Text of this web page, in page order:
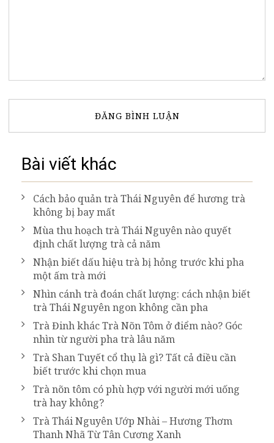
Bài viết khác
Cách bảo quản trà Thái Nguyên để hương trà
không bị bay mất
Mùa thu hoạch trà Thái Nguyên nào quyết
định chất lượng trà cả năm
Nhận biết dấu hiệu trà bị hỏng trước khi pha
một ấm trà mới
Nhìn cánh trà đoán chất lượng: cách nhận biết
trà Thái Nguyên ngon không cần pha
Trà Đinh khác Trà Nõn Tôm ở điểm nào? Góc
nhìn từ người pha trà lâu năm
Trà Shan Tuyết cổ thụ là gì? Tất cả điều cần
biết trước khi chọn mua
Trà nõn tôm có phù hợp với người mới uống
trà hay không?
Trà Thái Nguyên Ướp Nhài – Hương Thơm
Thanh Nhã Từ Tân Cương Xanh